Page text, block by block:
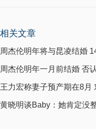
相关文章
周杰伦明年将与昆凌结婚
周杰伦明年一月前结婚 否
王力宏称妻子预产期在8月
黄晓明谈Baby：她肯定没